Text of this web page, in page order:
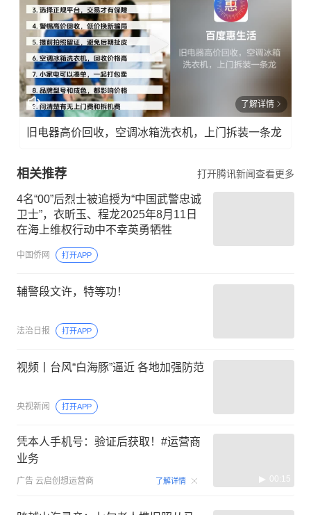
了解详情
旧电器高价回收，空调冰箱洗衣机，上门拆装一条龙
相关推荐 打开腾讯新闻查看更多
4名“00”后烈士被追授为“中国武警忠诚
卫士”，衣昕玉、程龙2025年8月11日
在海上维权行动中不幸英勇牺牲
中国侨网 打开APP
辅警段文许，特等功！
法治日报 打开APP
视频丨台风“白海豚”逼近 各地加强防范
央视新闻 打开APP
凭本人手机号：验证后获取！#运营商
业务
广告 云启创想运营商 了解详情 00:15